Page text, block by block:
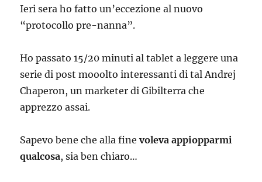
Ieri sera ho fatto un’eccezione al nuovo
“protocollo pre-nanna”.
Ho passato 15/20 minuti al tablet a leggere una
serie di post mooolto interessanti di tal Andrej
Chaperon, un marketer di Gibilterra che
apprezzo assai.
Sapevo bene che alla fine voleva appiopparmi
qualcosa, sia ben chiaro…